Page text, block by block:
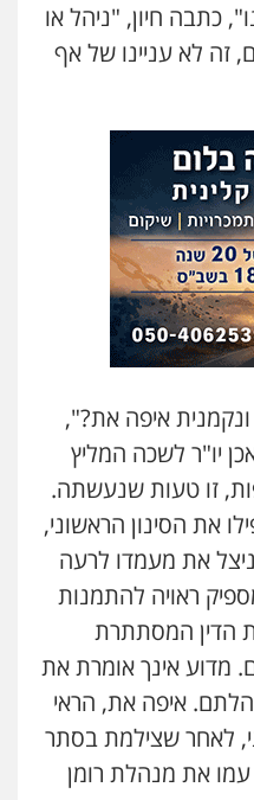
כתבה חיון, "ניהל או
זה לא עניינו של אף
ונקמנית איפה את?",
יו"ר לשכה המליץ
זו טעות שנעשתה.
את הסינון הראשוני,
את מעמדו לרעה
ראויה להתמנות
הדין המסתתרת
מדוע אינך אומרת את
איפה את, הראי
לאחר שצילמת בסתר
עמו את מנהלת רומן